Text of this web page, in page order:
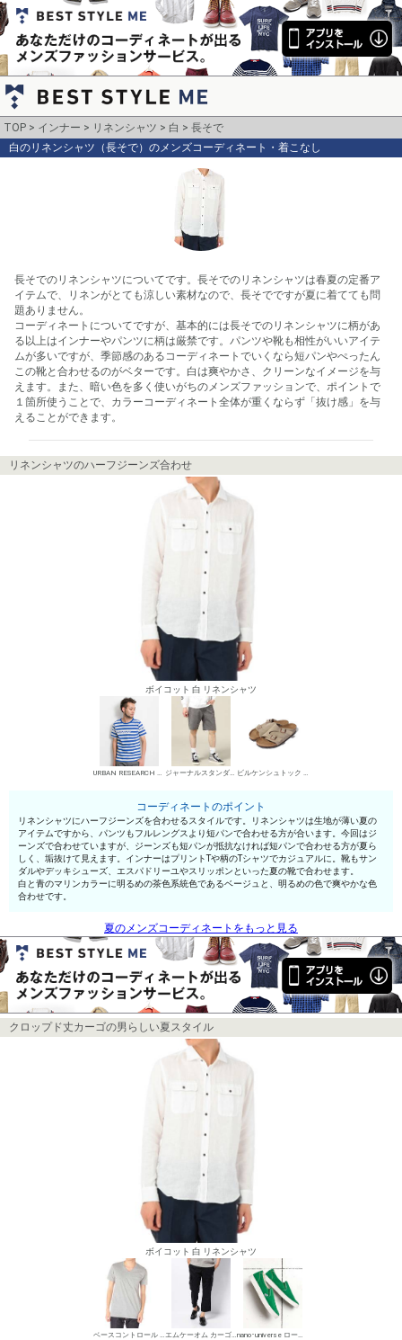
TOP インナー リネンシャツ 白
長そで
白のリネンシャツ（長そで）のメンズコーディネート・着こなし
長そでのリネンシャツについてです。長そでのリネンシャツは春夏の定番ア
イテムで、リネンがとても涼しい素材なので、長そでですが夏に着てても問
題ありません。
コーディネートについてですが、基本的には長そでのリネンシャツに柄があ
る以上はインナーやパンツに柄は厳禁です。パンツや靴も相性がいいアイテ
ムが多いですが、季節感のあるコーディネートでいくなら短パンやぺったん
この靴と合わせるのがベターです。白は爽やかさ、クリーンなイメージを与
えます。また、暗い色を多く使いがちのメンズファッションで、ポイントで
１箇所使うことで、カラーコーディネート全体が重くならず「抜け感」を与
えることができます。
リネンシャツのハーフジーンズ合わせ
ボイコット 白 リネンシャツ
URBAN RESEARCH 丸首Tシャツ ジャーナルスタンダード レリューム メンズ デニムパンツ・ジーンズ ビルケンシュトック サンダル
コーディネートのポイント
リネンシャツにハーフジーンズを合わせるスタイルです。リネンシャツは生地が薄い夏の
アイテムですから、パンツもフルレングスより短パンで合わせる方が合います。今回はジ
ーンズで合わせていますが、ジーンズも短パンが抵抗なければ短パンで合わせる方が夏ら
しく、垢抜けて見えます。インナーはプリントTや柄のTシャツでカジュアルに。靴もサン
ダルやデッキシューズ、エスパドリーユやスリッポンといった夏の靴で合わせます。
白と青のマリンカラーに明るめの茶色系統色であるベージュと、明るめの色で爽やかな色
合わせです。
夏のメンズコーディネートをもっと見る
クロップド丈カーゴの男らしい夏スタイル
ボイコット 白 リネンシャツ
ベースコントロール VネックTシャツ エムケーオム カーゴパンツ nano･universe ローカットスニーカー